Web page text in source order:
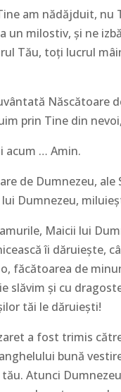
am nădăjduit, nu
un milostiv, și ne
Tău, toți lucrul
Născătoare
prin Tine din
acum … Amin.
de Dumnezeu,
Dumnezeu,
Maicii lui
îi dăruiește,
făcătoarea de
slăvim și cu
tăi le dăruiești!
a fost trimis
bună
Atunci